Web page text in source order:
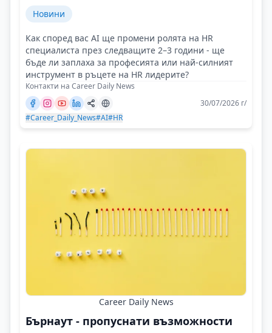
Новини
Как според вас AI ще промени ролята на HR
специалиста през следващите 2–3 години - ще
бъде ли заплаха за професията или най-силният
инструмент в ръцете на HR лидерите?
Контакти на Career Daily News
30/07/2026 г/
#Career_Daily_News#AI#HR
Career Daily News
Бърнаут - пропуснати възможности